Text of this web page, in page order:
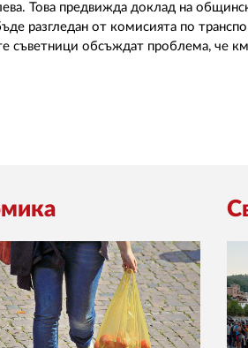
Това предвижда доклад на
разгледан от комисията по
съветници обсъждат проблема, че